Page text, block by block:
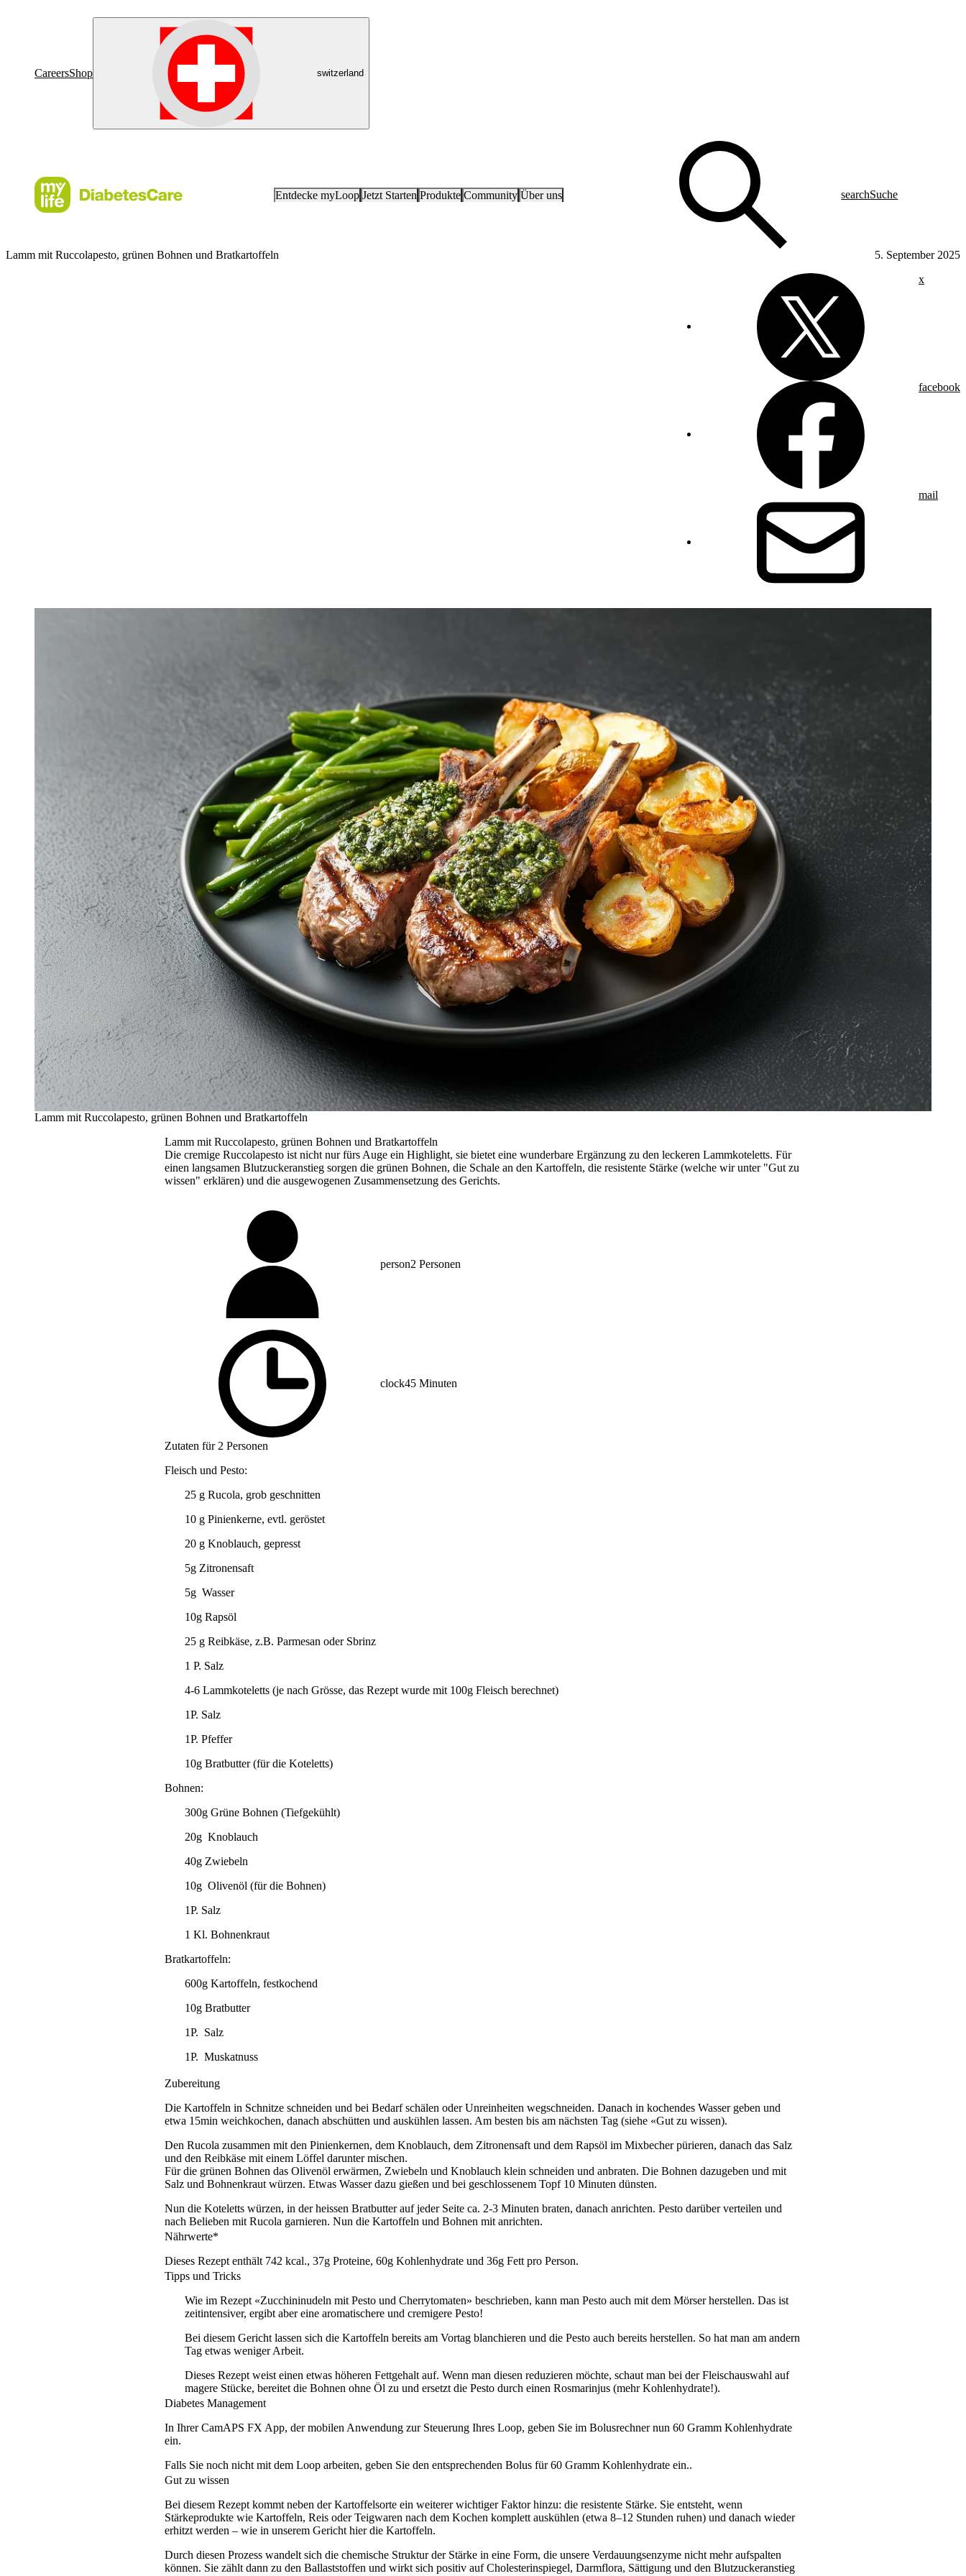
CareersShop switzerland
Entdecke myLoop Jetzt Starten Produkte Community Über uns searchSuche
Lamm mit Ruccolapesto, grünen Bohnen und Bratkartoffeln
5. September 2025
x
facebook
mail
Lamm mit Ruccolapesto, grünen Bohnen und Bratkartoffeln
Lamm mit Ruccolapesto, grünen Bohnen und Bratkartoffeln
Die cremige Ruccolapesto ist nicht nur fürs Auge ein Highlight, sie bietet eine wunderbare Ergänzung zu den leckeren Lammkoteletts. Für
einen langsamen Blutzuckeranstieg sorgen die grünen Bohnen, die Schale an den Kartoffeln, die resistente Stärke (welche wir unter "Gut zu
wissen" erklären) und die ausgewogenen Zusammensetzung des Gerichts.
person2 Personen
clock45 Minuten
Zutaten für 2 Personen
Fleisch und Pesto:
25 g Rucola, grob geschnitten
10 g Pinienkerne, evtl. geröstet
20 g Knoblauch, gepresst
5g Zitronensaft
5g Wasser
10g Rapsöl
25 g Reibkäse, z.B. Parmesan oder Sbrinz
1 P. Salz
4-6 Lammkoteletts (je nach Grösse, das Rezept wurde mit 100g Fleisch berechnet)
1P. Salz
1P. Pfeffer
10g Bratbutter (für die Koteletts)
Bohnen:
300g Grüne Bohnen (Tiefgekühlt)
20g Knoblauch
40g Zwiebeln
10g Olivenöl (für die Bohnen)
1P. Salz
1 Kl. Bohnenkraut
Bratkartoffeln:
600g Kartoffeln, festkochend
10g Bratbutter
1P. Salz
1P. Muskatnuss
Zubereitung
Die Kartoffeln in Schnitze schneiden und bei Bedarf schälen oder Unreinheiten wegschneiden. Danach in kochendes Wasser geben und
etwa 15min weichkochen, danach abschütten und auskühlen lassen. Am besten bis am nächsten Tag (siehe «Gut zu wissen).
Den Rucola zusammen mit den Pinienkernen, dem Knoblauch, dem Zitronensaft und dem Rapsöl im Mixbecher pürieren, danach das Salz
und den Reibkäse mit einem Löffel darunter mischen.
Für die grünen Bohnen das Olivenöl erwärmen, Zwiebeln und Knoblauch klein schneiden und anbraten. Die Bohnen dazugeben und mit
Salz und Bohnenkraut würzen. Etwas Wasser dazu gießen und bei geschlossenem Topf 10 Minuten dünsten.
Nun die Koteletts würzen, in der heissen Bratbutter auf jeder Seite ca. 2-3 Minuten braten, danach anrichten. Pesto darüber verteilen und
nach Belieben mit Rucola garnieren. Nun die Kartoffeln und Bohnen mit anrichten.
Nährwerte*
Dieses Rezept enthält 742 kcal., 37g Proteine, 60g Kohlenhydrate und 36g Fett pro Person.
Tipps und Tricks
Wie im Rezept «Zucchininudeln mit Pesto und Cherrytomaten» beschrieben, kann man Pesto auch mit dem Mörser herstellen. Das ist
zeitintensiver, ergibt aber eine aromatischere und cremigere Pesto!
Bei diesem Gericht lassen sich die Kartoffeln bereits am Vortag blanchieren und die Pesto auch bereits herstellen. So hat man am andern
Tag etwas weniger Arbeit.
Dieses Rezept weist einen etwas höheren Fettgehalt auf. Wenn man diesen reduzieren möchte, schaut man bei der Fleischauswahl auf
magere Stücke, bereitet die Bohnen ohne Öl zu und ersetzt die Pesto durch einen Rosmarinjus (mehr Kohlenhydrate!).
Diabetes Management
In Ihrer CamAPS FX App, der mobilen Anwendung zur Steuerung Ihres Loop, geben Sie im Bolusrechner nun 60 Gramm Kohlenhydrate
ein.
Falls Sie noch nicht mit dem Loop arbeiten, geben Sie den entsprechenden Bolus für 60 Gramm Kohlenhydrate ein..
Gut zu wissen
Bei diesem Rezept kommt neben der Kartoffelsorte ein weiterer wichtiger Faktor hinzu: die resistente Stärke. Sie entsteht, wenn
Stärkeprodukte wie Kartoffeln, Reis oder Teigwaren nach dem Kochen komplett auskühlen (etwa 8–12 Stunden ruhen) und danach wieder
erhitzt werden – wie in unserem Gericht hier die Kartoffeln.
Durch diesen Prozess wandelt sich die chemische Struktur der Stärke in eine Form, die unsere Verdauungsenzyme nicht mehr aufspalten
können. Sie zählt dann zu den Ballaststoffen und wirkt sich positiv auf Cholesterinspiegel, Darmflora, Sättigung und den Blutzuckeranstieg